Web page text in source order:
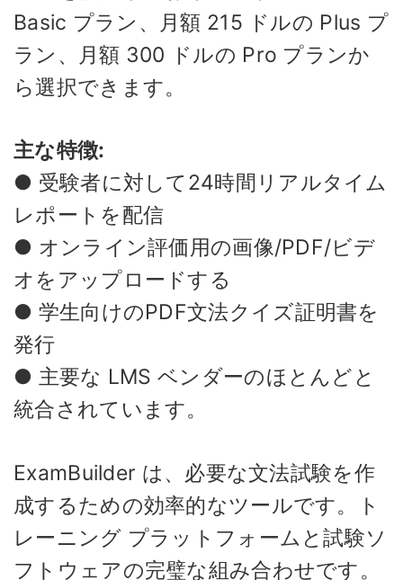
Basic プラン、月額 215 ドルの Plus プ
ラン、月額 300 ドルの Pro プランか
ら選択できます。
主な特徴:
● 受験者に対して24時間リアルタイム
レポートを配信
● オンライン評価用の画像/PDF/ビデ
オをアップロードする
● 学生向けのPDF文法クイズ証明書を
発行
● 主要な LMS ベンダーのほとんどと
統合されています。
ExamBuilder は、必要な文法試験を作
成するための効率的なツールです。ト
レーニング プラットフォームと試験ソ
フトウェアの完璧な組み合わせです。